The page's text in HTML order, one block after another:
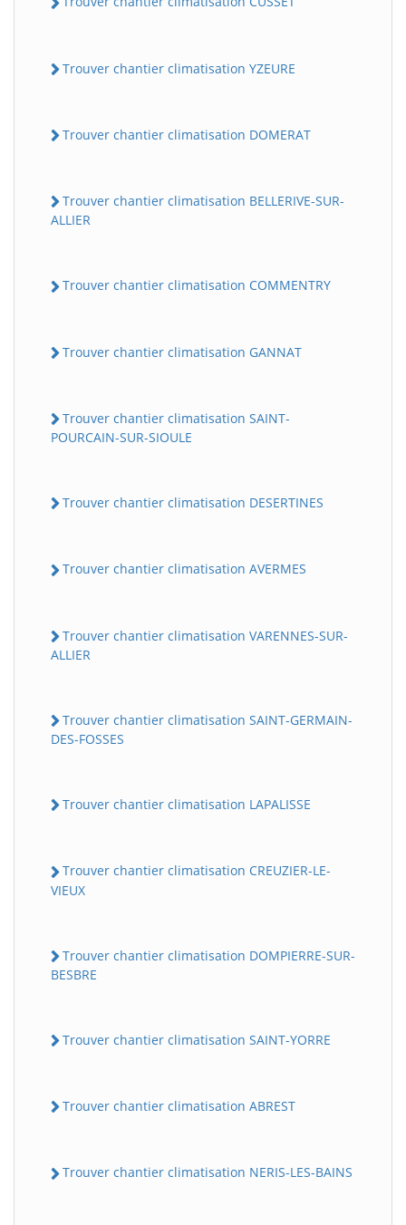
Trouver chantier climatisation YZEURE
Trouver chantier climatisation DOMERAT
Trouver chantier climatisation BELLERIVE-SUR-
ALLIER
Trouver chantier climatisation COMMENTRY
Trouver chantier climatisation GANNAT
Trouver chantier climatisation SAINT-
POURCAIN-SUR-SIOULE
Trouver chantier climatisation DESERTINES
Trouver chantier climatisation AVERMES
Trouver chantier climatisation VARENNES-SUR-
ALLIER
Trouver chantier climatisation SAINT-GERMAIN-
DES-FOSSES
Trouver chantier climatisation LAPALISSE
Trouver chantier climatisation CREUZIER-LE-
VIEUX
Trouver chantier climatisation DOMPIERRE-SUR-
BESBRE
Trouver chantier climatisation SAINT-YORRE
Trouver chantier climatisation ABREST
Trouver chantier climatisation NERIS-LES-BAINS